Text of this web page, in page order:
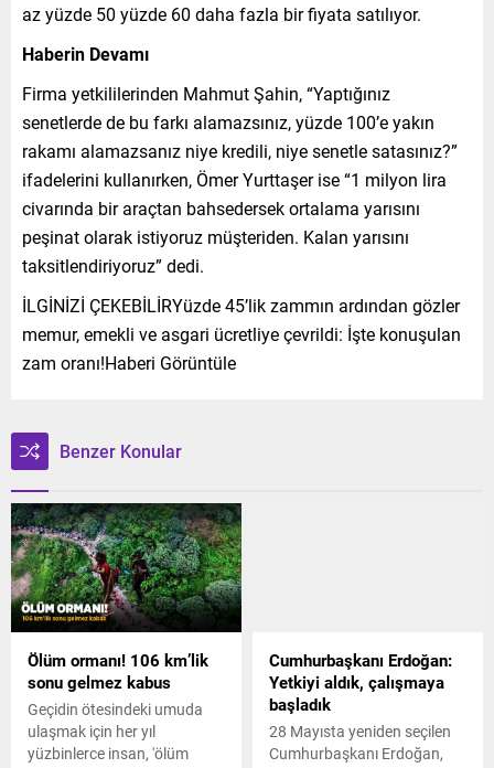
az yüzde 50 yüzde 60 daha fazla bir fiyata satılıyor.
Haberin Devamı
Firma yetkililerinden Mahmut Şahin, “Yaptığınız
senetlerde de bu farkı alamazsınız, yüzde 100’e yakın
rakamı alamazsanız niye kredili, niye senetle satasınız?”
ifadelerini kullanırken, Ömer Yurttaşer ise “1 milyon lira
civarında bir araçtan bahsedersek ortalama yarısını
peşinat olarak istiyoruz müşteriden. Kalan yarısını
taksitlendiriyoruz” dedi.
İLGİNİZİ ÇEKEBİLİRYüzde 45’lik zammın ardından gözler
memur, emekli ve asgari ücretliye çevrildi: İşte konuşulan
zam oranı!Haberi Görüntüle
Benzer Konular
Ölüm ormanı! 106 km’lik
sonu gelmez kabus
Geçidin ötesindeki umuda
ulaşmak için her yıl
yüzbinlerce insan, 'ölüm
Cumhurbaşkanı Erdoğan:
Yetkiyi aldık, çalışmaya
başladık
28 Mayısta yeniden seçilen
Cumhurbaşkanı Erdoğan,